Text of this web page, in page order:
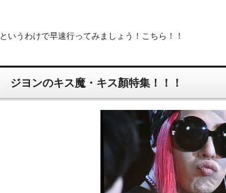
というわけで早速行ってみましょう！こちら！！
ジヨンのキス魔・キス顏特集！！！